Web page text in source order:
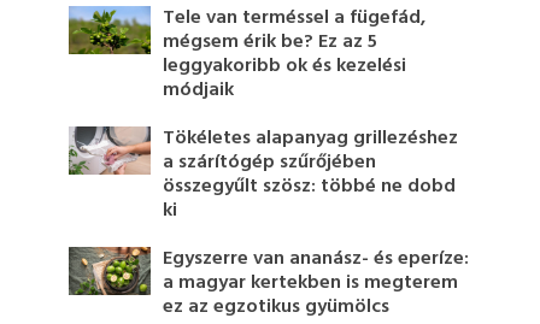
Tele van terméssel a fügefád,
mégsem érik be? Ez az 5
leggyakoribb ok és kezelési
módjaik
Tökéletes alapanyag grillezéshez
a szárítógép szűrőjében
összegyűlt szösz: többé ne dobd
ki
Egyszerre van ananász- és eperíze:
a magyar kertekben is megterem
ez az egzotikus gyümölcs